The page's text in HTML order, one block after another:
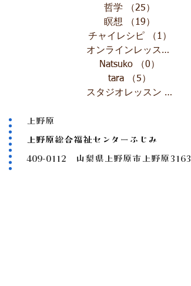
哲学
（25）
瞑想
（19）
チャイレシピ
（1）
オンラインレッスン
Natsuko
（0）
tara
（5）
スタジオレッスン （1）
上野原
上野原総合福祉センターふじみ
409-0112 山梨県上野原市上野原3163